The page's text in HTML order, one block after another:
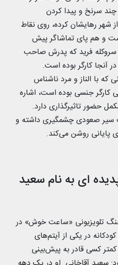
چند سرنخ و پیدا کردن
شهر رهایشان کرده، روی نقاط
و هم پای تماشاگر پیش
سروکله فرید که پدرش صاحب
در آنجا کارگر بوده است.
با الناز و مرد ناشناس
جنسی بوده است، اشاره
حضور تاثیرگذاری دارد.
حیث سیر صعودی چشمگیری داشته و
پایانی روشن می‌کند.
ای به نام سعید
تلویزیونی «ساعت خوش» در
در یکی از آیتم‌های
کسی قادر به پیش‌بینی